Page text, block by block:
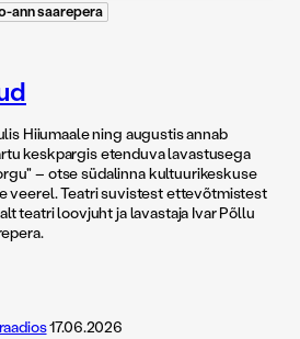
ann saarepera
Hiiumaale ning augustis annab
keskpargis etenduva lavastusega
– otse südalinna kultuurikeskuse
veerel. Teatri suvistest ettevõtmistest
teatri loovjuht ja lavastaja Ivar Põllu
17.06.2026